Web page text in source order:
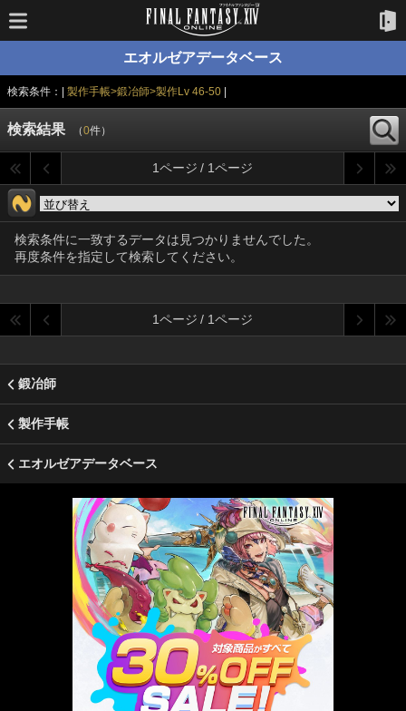
エオルゼアデータベース
検索条件：| 製作手帳>鍛冶師>製作Lv 46-50|
検索結果 （0件）
1ページ / 1ページ
検索条件に一致するデータは見つかりませんでした。
再度条件を指定して検索してください。
1ページ / 1ページ
鍛冶師
製作手帳
エオルゼアデータベース